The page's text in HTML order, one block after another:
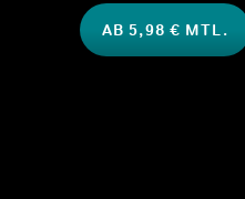
AB 5,98 € MTL.